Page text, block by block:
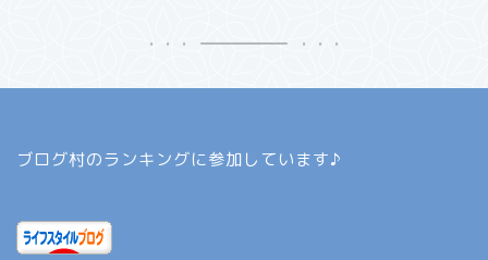
ブログ村のランキングに参加しています♪